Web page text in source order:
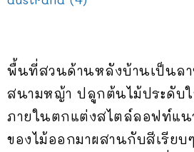
พื้นที่สวนด้านหลังบ้านเป็นล
สนามหญ้า ปลูกต้นไม้ประดับ
ภายในตกแต่งสไตล์ลอฟท์แ
ของไม้ออกมาผสานกับสีเรียบ